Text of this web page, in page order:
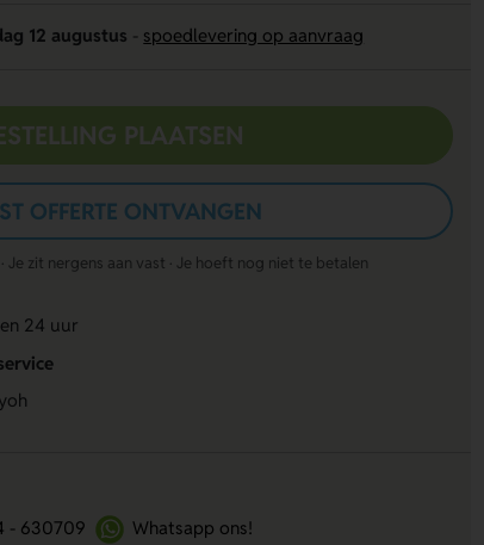
12 augustus spoedlevering op aanvraag
PLAATSEN
OFFERTE ONTVANGEN
Je zit nergens aan vast · Je hoeft nog niet te betalen
24 uur
- 630709 Whatsapp ons!